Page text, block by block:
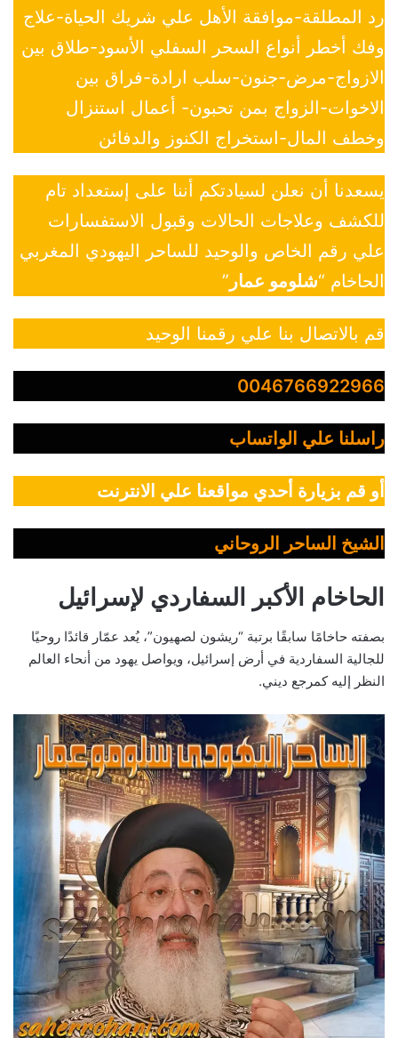
رد المطلقة-موافقة الأهل علي شريك الحياة-علاج
وفك أخطر أنواع السحر السفلي الأسود-طلاق بين
الازواج-مرض-جنون-سلب ارادة-فراق بين
الاخوات-الزواج بمن تحبون- أعمال استنزال
وخطف المال-استخراج الكنوز والدفائن
يسعدنا أن نعلن لسيادتكم أننا على إستعداد تام
للكشف وعلاجات الحالات وقبول الاستفسارات
علي رقم الخاص والوحيد للساحر اليهودي المغربي
الحاخام “شلومو عمار ”
قم بالاتصال بنا علي رقمنا الوحيد
0046766922966
راسلنا علي الواتساب
أو قم بزيارة أحدي مواقعنا علي الانترنت
الشيخ الساحر الروحاني
الحاخام الأكبر السفاردي لإسرائيل
بصفته حاخامًا سابقًا برتبة “ريشون لصهيون”، يُعد عمّار قائدًا روحيًا
للجالية السفاردية في أرض إسرائيل، ويواصل يهود من أنحاء العالم
النظر إليه كمرجع ديني.